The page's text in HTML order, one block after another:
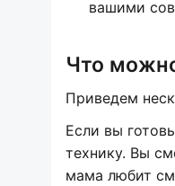
вашими
Что
Приведем
Если вы
технику. Вы
мама любит